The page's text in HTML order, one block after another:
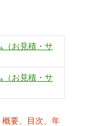
（お見積・サ
（お見積・サ
要、目次、年